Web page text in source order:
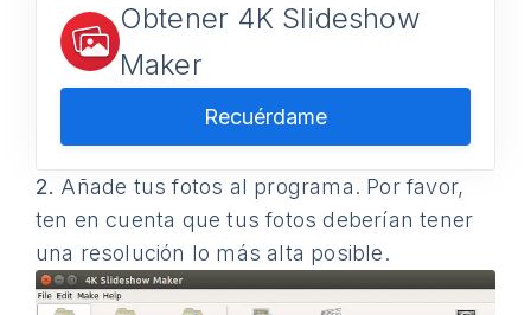
Obtener 4K Slideshow
Maker
Recuérdame
2. Añade tus fotos al programa. Por favor,
ten en cuenta que tus fotos deberían tener
una resolución lo más alta posible.